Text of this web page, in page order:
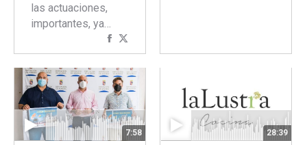
las actuaciones,
importantes, ya…
Compartir
con
Facebook
con
Twitter
7:58 28:39